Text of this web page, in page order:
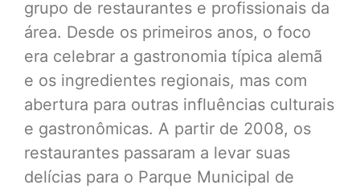
grupo de restaurantes e profissionais da
área. Desde os primeiros anos, o foco
era celebrar a gastronomia típica alemã
e os ingredientes regionais, mas com
abertura para outras influências culturais
e gastronômicas. A partir de 2008, os
restaurantes passaram a levar suas
delícias para o Parque Municipal de